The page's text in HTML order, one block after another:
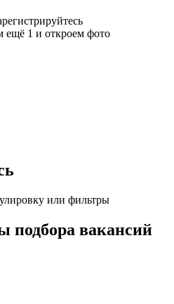
ещё 1 и откроем фото
или фильтры
вакансий